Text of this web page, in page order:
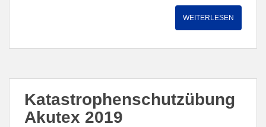
WEITERLESEN
Katastrophenschutzübung
Akutex 2019